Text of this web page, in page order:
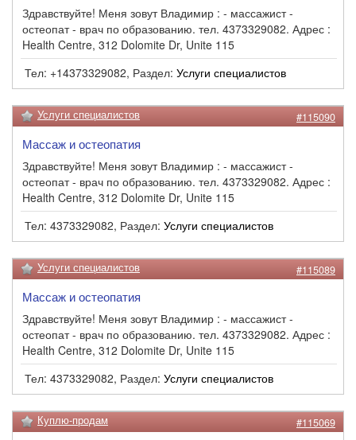
Здравствуйте! Меня зовут Владимир : - массажист -
остеопат - врач по образованию. тел. 4373329082. Адрес :
Health Centre, 312 Dolomite Dr, Unite 115
Тел: +14373329082, Раздел: Услуги специалистов
Услуги специалистов #115090
Массаж и остеопатия
Здравствуйте! Меня зовут Владимир : - массажист -
остеопат - врач по образованию. тел. 4373329082. Адрес :
Health Centre, 312 Dolomite Dr, Unite 115
Тел: 4373329082, Раздел: Услуги специалистов
Услуги специалистов #115089
Массаж и остеопатия
Здравствуйте! Меня зовут Владимир : - массажист -
остеопат - врач по образованию. тел. 4373329082. Адрес :
Health Centre, 312 Dolomite Dr, Unite 115
Тел: 4373329082, Раздел: Услуги специалистов
Куплю-продам #115069